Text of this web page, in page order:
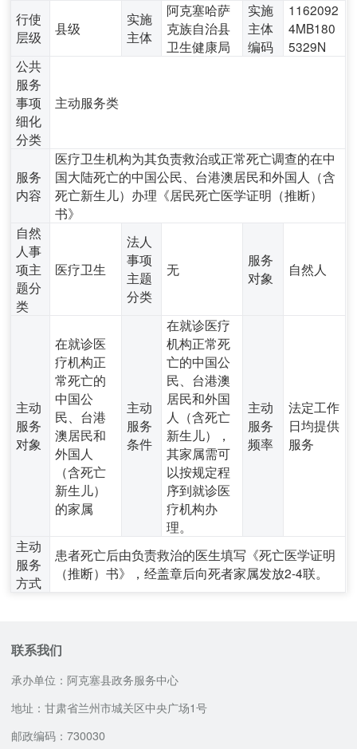
行使
层级
县级
实施
主体
阿克塞哈萨
克族自治县
卫生健康局
实施
主体
编码
1162092
4MB180
5329N
公共
服务
事项
细化
分类
主动服务类
服务
内容
医疗卫生机构为其负责救治或正常死亡调查的在中
国大陆死亡的中国公民、台港澳居民和外国人（含
死亡新生儿）办理《居民死亡医学证明（推断）
书》
自然
人事
项主
题分
类
医疗卫生
法人
事项
主题
分类
无
服务
对象
自然人
主动
服务
对象
在就诊医
疗机构正
常死亡的
中国公
民、台港
澳居民和
外国人
（含死亡
新生儿）
的家属
主动
服务
条件
在就诊医疗
机构正常死
亡的中国公
民、台港澳
居民和外国
人（含死亡
新生儿），
其家属需可
以按规定程
序到就诊医
疗机构办
理。
主动
服务
频率
法定工作
日均提供
服务
主动
服务
方式
患者死亡后由负责救治的医生填写《死亡医学证明
（推断）书》，经盖章后向死者家属发放2-4联。
联系我们
承办单位：阿克塞县政务服务中心
地址：甘肃省兰州市城关区中央广场1号
邮政编码：730030